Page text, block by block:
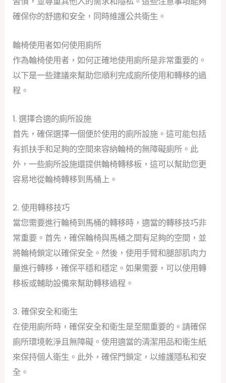
確保你的舒適和安全，同時維護公共衛生。
輪椅使用者如何使用廁所
作為輪椅使用者，如何正確地使用廁所是非常重要的。
以下是一些建議來幫助您順利完成廁所使用和轉移的過
程。
1. 選擇合適的廁所設施
首先，確保選擇一個便於使用的廁所設施。這可能包括
有抓扶手和足夠的空間來容納輪椅的無障礙廁所。此
外，一些廁所設施還提供輪椅轉移板，這可以幫助您更
容易地從輪椅轉移到馬桶上。
2. 使用轉移技巧
當您需要進行輪椅到馬桶的轉移時，適當的轉移技巧非
常重要。首先，確保輪椅與馬桶之間有足夠的空間，並
將輪椅鎖定以確保安全。然後，使用手臂和腿部肌肉力
量進行轉移，確保平穩和穩定。如果需要，可以使用轉
移板或輔助設備來幫助轉移過程。
3. 確保安全和衛生
在使用廁所時，確保安全和衛生是至關重要的。請確保
廁所環境乾淨且無障礙。使用適當的清潔用品和衛生紙
來保持個人衛生。此外，確保門鎖定，以維護隱私和安
全。